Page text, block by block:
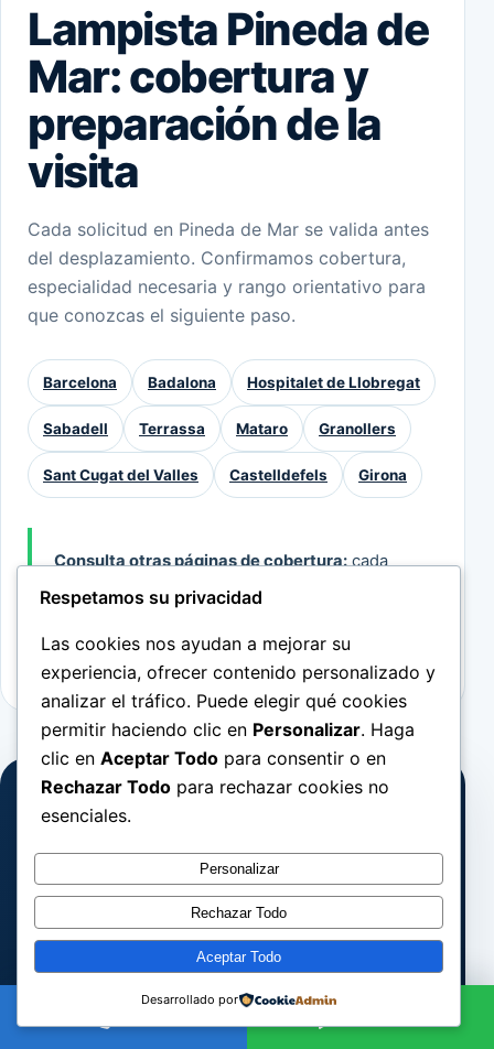
Lampista Pineda de
Mar: cobertura y
preparación de la
visita
Cada solicitud en Pineda de Mar se valida antes
del desplazamiento. Confirmamos cobertura,
especialidad necesaria y rango orientativo para
que conozcas el siguiente paso.
Barcelona Badalona Hospitalet de Llobregat
Sabadell Terrassa Mataro Granollers
Sant Cugat del Valles Castelldefels Girona
Consulta otras páginas de cobertura: cada
ubicación mantiene su propia URL y su texto
de servicio. La visita se confirma siempre
según ruta, tipo de avería y disponibilidad.
ANTES DE ESCRIBIR
Prepara estos 4 datos
Barrio o código postal
Vivienda, local o comunidad
Síntoma y cuándo empezó
Respetamos su privacidad
Las cookies nos ayudan a mejorar su
experiencia, ofrecer contenido personalizado y
analizar el tráfico. Puede elegir qué cookies
permitir haciendo clic en Personalizar. Haga
clic en Aceptar Todo para consentir o en
Rechazar Todo para rechazar cookies no
esenciales.
Personalizar
Rechazar Todo
Aceptar Todo
Desarrollado por